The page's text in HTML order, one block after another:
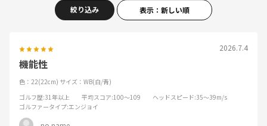
絞り込み 表示：新しい順
2026.7.4
機能性
色：22(22cm) サイズ：WB(白/青)
ゴルフ歴:31年以上 平均スコア:100～109 ヘッドスピード:35～39m/s
ゴルファータイプ:エンジョイ